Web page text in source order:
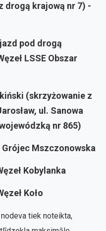
drogą krajową nr 7) -
pod drogą
LSSE Obszar
(skrzyżowanie z
ul. Sanowa
nr 865)
Grójec Mszczonowska
Kobylanka
Koło
tiek noteikta,